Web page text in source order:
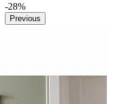
-28%
Previous